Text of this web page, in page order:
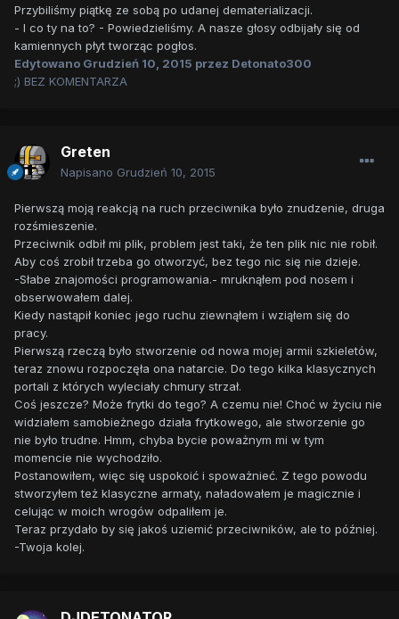
Przybiliśmy piątkę ze sobą po udanej dematerializacji.
- I co ty na to? - Powiedzieliśmy. A nasze głosy odbijały się od
kamiennych płyt tworząc pogłos.
Edytowano Grudzień 10, 2015 przez Detonato300
;) BEZ KOMENTARZA
Greten
Napisano Grudzień 10, 2015
Pierwszą moją reakcją na ruch przeciwnika było znudzenie, druga
rozśmieszenie.
Przeciwnik odbił mi plik, problem jest taki, że ten plik nic nie robił.
Aby coś zrobił trzeba go otworzyć, bez tego nic się nie dzieje.
-Słabe znajomości programowania.- mruknąłem pod nosem i
obserwowałem dalej.
Kiedy nastąpił koniec jego ruchu ziewnąłem i wziąłem się do
pracy.
Pierwszą rzeczą było stworzenie od nowa mojej armii szkieletów,
teraz znowu rozpoczęła ona natarcie. Do tego kilka klasycznych
portali z których wyleciały chmury strzał.
Coś jeszcze? Może frytki do tego? A czemu nie! Choć w życiu nie
widziałem samobieżnego działa frytkowego, ale stworzenie go
nie było trudne. Hmm, chyba bycie poważnym mi w tym
momencie nie wychodziło.
Postanowiłem, więc się uspokoić i spoważnieć. Z tego powodu
stworzyłem też klasyczne armaty, naładowałem je magicznie i
celując w moich wrogów odpaliłem je.
Teraz przydało by się jakoś uziemić przeciwników, ale to później.
-Twoja kolej.